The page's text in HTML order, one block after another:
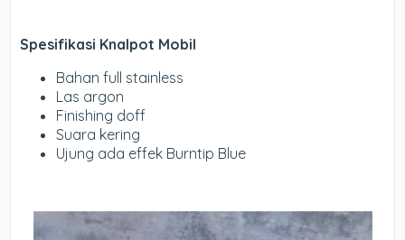
Spesifikasi Knalpot Mobil
Bahan full stainless
Las argon
Finishing doff
Suara kering
Ujung ada effek Burntip Blue